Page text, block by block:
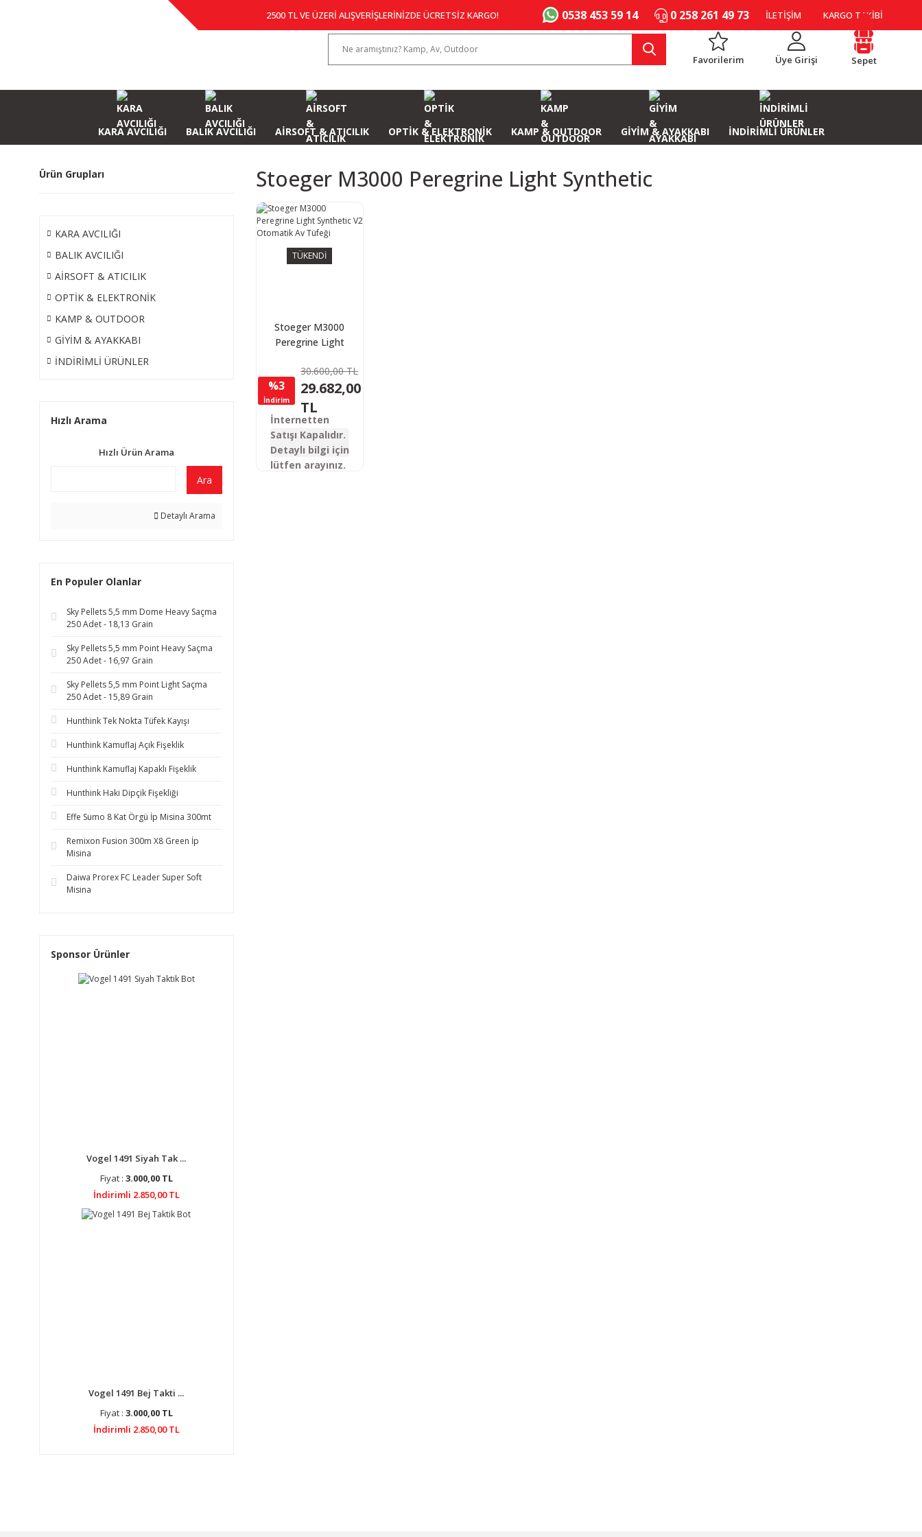
2500 TL VE ÜZERİ ALIŞVERİŞLERİNİZDE ÜCRETSİZ KARGO! 0538 453 59 14 0 258 261 49 73 İLETİŞİM KARGO TAKİBİ
Favorilerim Üye Girişi Sepet
KARA AVCILIĞI BALIK AVCILIĞI AİRSOFT & ATICILIK OPTİK & ELEKTRONİK KAMP & OUTDOOR GİYİM & AYAKKABI İNDİRİMLİ ÜRÜNLER
Ürün Grupları
KARA AVCILIĞI
BALIK AVCILIĞI
AİRSOFT & ATICILIK
OPTİK & ELEKTRONİK
KAMP & OUTDOOR
GİYİM & AYAKKABI
İNDİRİMLİ ÜRÜNLER
Hızlı Arama
Hızlı Ürün Arama
Ara
Detaylı Arama
En Populer Olanlar
Sky Pellets 5,5 mm Dome Heavy Saçma
250 Adet - 18,13 Grain
Sky Pellets 5,5 mm Point Heavy Saçma
250 Adet - 16,97 Grain
Sky Pellets 5,5 mm Point Light Saçma
250 Adet - 15,89 Grain
Hunthink Tek Nokta Tüfek Kayışı
Hunthink Kamuflaj Açık Fişeklik
Hunthink Kamuflaj Kapaklı Fişeklik
Hunthink Haki Dipçik Fişekliği
Effe Sumo 8 Kat Örgü İp Misina 300mt
Remixon Fusion 300m X8 Green İp
Misina
Daiwa Prorex FC Leader Super Soft
Misina
Sponsor Ürünler
Vogel 1491 Siyah Tak ...
Fiyat : 3.000,00 TL
İndirimli 2.850,00 TL
Vogel 1491 Bej Takti ...
Fiyat : 3.000,00 TL
İndirimli 2.850,00 TL
Stoeger M3000 Peregrine Light Synthetic
TÜKENDİ
Stoeger M3000
Peregrine Light
Otomatik Av
Tüfeği
%3
İndirim
30.600,00 TL
29.682,00
TL
İnternetten
Satışı Kapalıdır.
Detaylı bilgi için
lütfen arayınız.